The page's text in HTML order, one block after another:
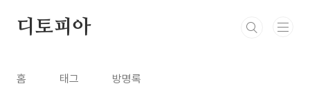
디토피아
홈 태그 방명록